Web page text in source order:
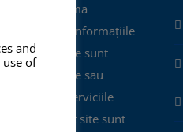
își poate asuma
că informațiile
pe site sunt
complete sau
iar serviciile
prin acest site sunt
and
use of